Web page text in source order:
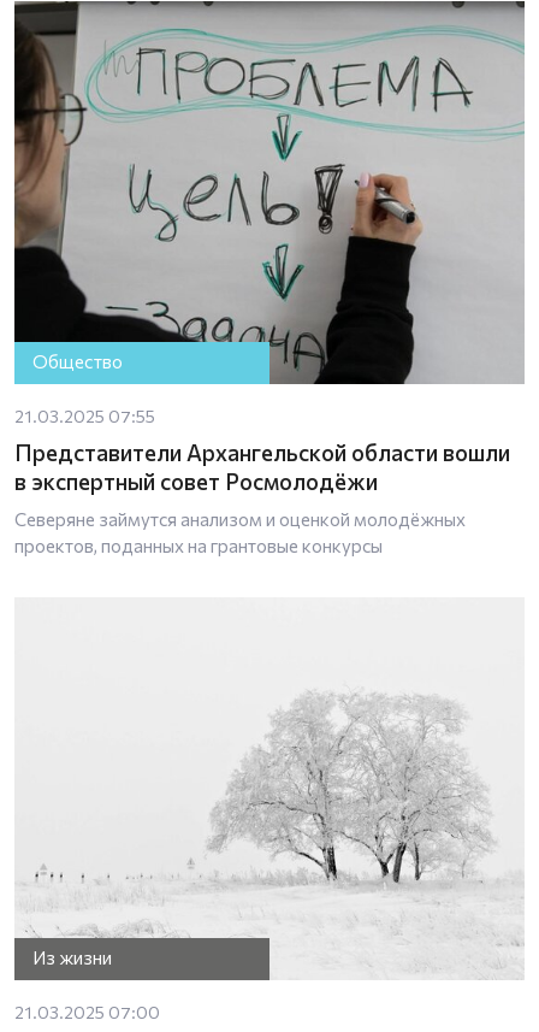
Общество
21.03.2025 07:55
Представители Архангельской области вошли
в экспертный совет Росмолодёжи
Северяне займутся анализом и оценкой молодёжных
проектов, поданных на грантовые конкурсы
Из жизни
21.03.2025 07:00